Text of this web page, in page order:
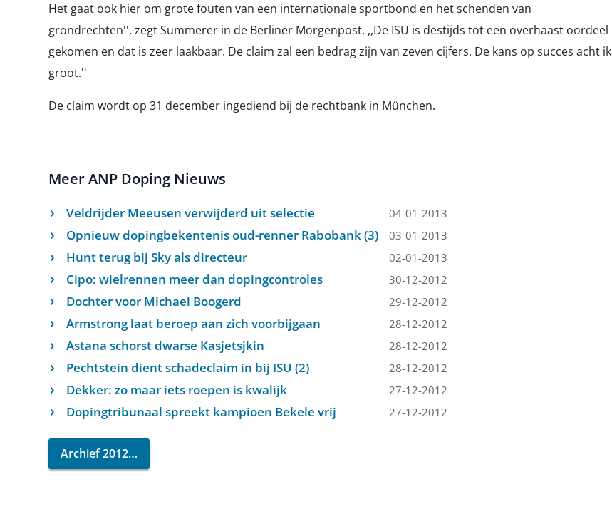
Het gaat ook hier om grote fouten van een internationale sportbond en het schenden van
grondrechten'', zegt Summerer in de Berliner Morgenpost. ,,De ISU is destijds tot een overhaast oordeel
gekomen en dat is zeer laakbaar. De claim zal een bedrag zijn van zeven cijfers. De kans op succes acht ik
groot.''
De claim wordt op 31 december ingediend bij de rechtbank in München.
Meer ANP Doping Nieuws
Veldrijder Meeusen verwijderd uit selectie 04-01-2013
Opnieuw dopingbekentenis oud-renner Rabobank (3) 03-01-2013
Hunt terug bij Sky als directeur 02-01-2013
Cipo: wielrennen meer dan dopingcontroles 30-12-2012
Dochter voor Michael Boogerd 29-12-2012
Armstrong laat beroep aan zich voorbijgaan 28-12-2012
Astana schorst dwarse Kasjetsjkin 28-12-2012
Pechtstein dient schadeclaim in bij ISU (2) 28-12-2012
Dekker: zo maar iets roepen is kwalijk 27-12-2012
Dopingtribunaal spreekt kampioen Bekele vrij 27-12-2012
Archief 2012